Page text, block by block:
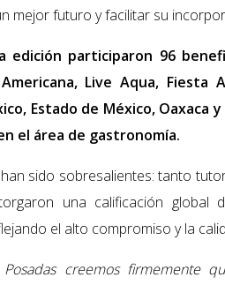
mejor futuro y facilitar su
edición participaron 96
Live Aqua, Fiesta
Estado de México, Oaxaca
el área de gastronomía.
sido sobresalientes: tanto
una calificación
el alto compromiso y la
Posadas creemos